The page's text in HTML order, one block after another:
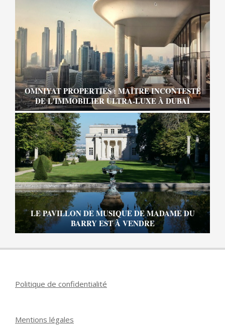
OMNIYAT PROPERTIES : MAÎTRE INCONTESTÉ
DE L’IMMOBILIER ULTRA-LUXE À DUBAÏ
LE PAVILLON DE MUSIQUE DE MADAME DU
BARRY EST À VENDRE
Politique de confidentialité
Mentions légales